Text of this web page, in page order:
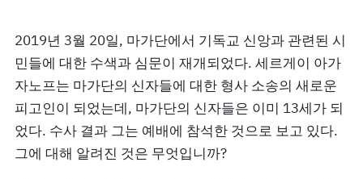
2019년 3월 20일, 마가단에서 기독교 신앙과 관련된 시
민들에 대한 수색과 심문이 재개되었다. 세르게이 아가
자노프는 마가단의 신자들에 대한 형사 소송의 새로운
피고인이 되었는데, 마가단의 신자들은 이미 13세가 되
었다. 수사 결과 그는 예배에 참석한 것으로 보고 있다.
그에 대해 알려진 것은 무엇입니까?